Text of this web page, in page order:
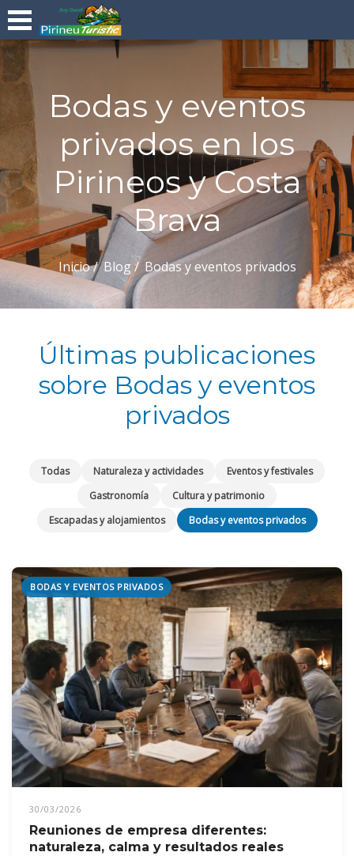
Bodas y eventos
privados en los
Pirineos y Costa
Brava
Inicio Blog Bodas y eventos privados
Últimas publicaciones
sobre Bodas y eventos
privados
Todas Naturaleza y actividades
Eventos y festivales
Gastronomía
Cultura y patrimonio
Escapadas y alojamientos
Bodas y eventos privados
BODAS Y EVENTOS PRIVADOS
30/03/2026
Reuniones de empresa diferentes:
naturaleza, calma y resultados reales